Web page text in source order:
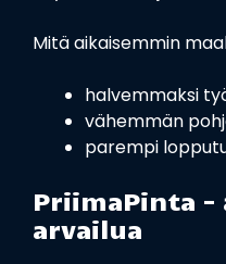
Mitä aikaisemmin
halvemmaksi
vähemmän
parempi
PriimaPinta
arvailua